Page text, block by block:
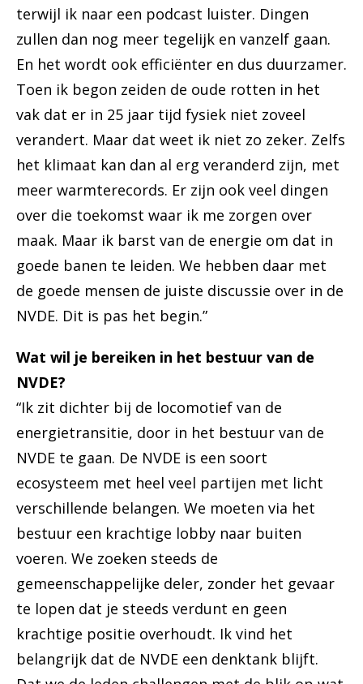
terwijl ik naar een podcast luister. Dingen
zullen dan nog meer tegelijk en vanzelf gaan.
En het wordt ook efficiënter en dus duurzamer.
Toen ik begon zeiden de oude rotten in het
vak dat er in 25 jaar tijd fysiek niet zoveel
verandert. Maar dat weet ik niet zo zeker. Zelfs
het klimaat kan dan al erg veranderd zijn, met
meer warmterecords. Er zijn ook veel dingen
over die toekomst waar ik me zorgen over
maak. Maar ik barst van de energie om dat in
goede banen te leiden. We hebben daar met
de goede mensen de juiste discussie over in de
NVDE. Dit is pas het begin.”
Wat wil je bereiken in het bestuur van de
NVDE?
“Ik zit dichter bij de locomotief van de
energietransitie, door in het bestuur van de
NVDE te gaan. De NVDE is een soort
ecosysteem met heel veel partijen met licht
verschillende belangen. We moeten via het
bestuur een krachtige lobby naar buiten
voeren. We zoeken steeds de
gemeenschappelijke deler, zonder het gevaar
te lopen dat je steeds verdunt en geen
krachtige positie overhoudt. Ik vind het
belangrijk dat de NVDE een denktank blijft.